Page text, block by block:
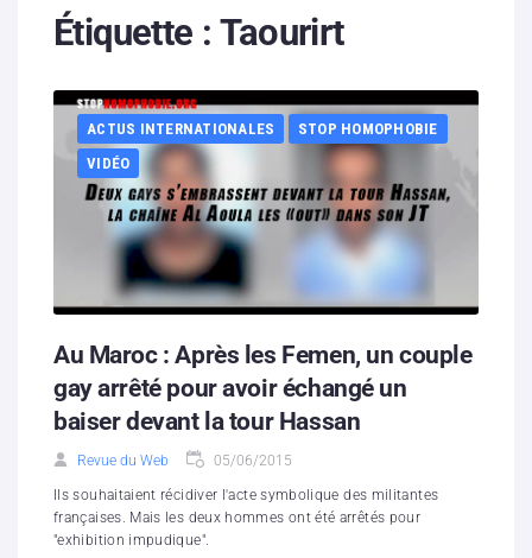
Contenus litigieux
Boutique
Partenaires
Hébergement solidaire
Étiquette : Taourirt
ACTUS INTERNATIONALES
STOP HOMOPHOBIE
VIDÉO
Au Maroc : Après les Femen, un couple
gay arrêté pour avoir échangé un
baiser devant la tour Hassan
Revue du Web 05/06/2015
Ils souhaitaient récidiver l'acte symbolique des militantes
françaises. Mais les deux hommes ont été arrêtés pour
"exhibition impudique".